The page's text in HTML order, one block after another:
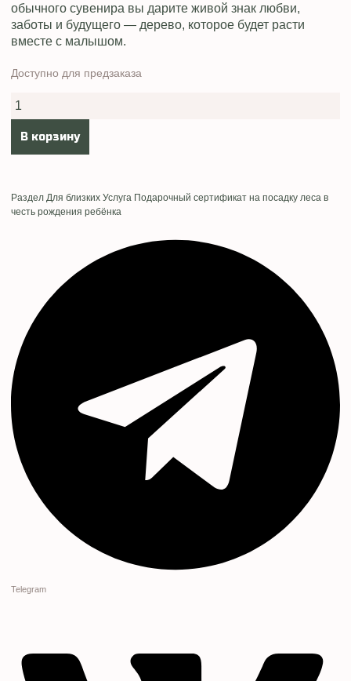
обычного сувенира вы дарите живой знак любви,
заботы и будущего — дерево, которое будет расти
вместе с малышом.
Доступно для предзаказа
Количество
товара
Подарочный
сертификат
на
посадку
рождения
ребёнка
В корзину
Раздел Для близких Услуга Подарочный сертификат на посадку леса в
честь рождения ребёнка
Telegram